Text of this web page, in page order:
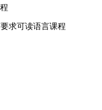
求可读语言课程